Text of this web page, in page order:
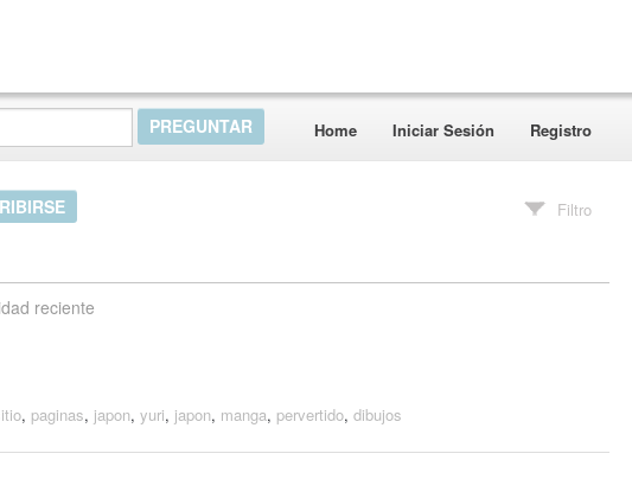
Home Iniciar Sesión Registro
Filtro
reciente
, paginas, japon, yuri, japon, manga, pervertido, dibujos